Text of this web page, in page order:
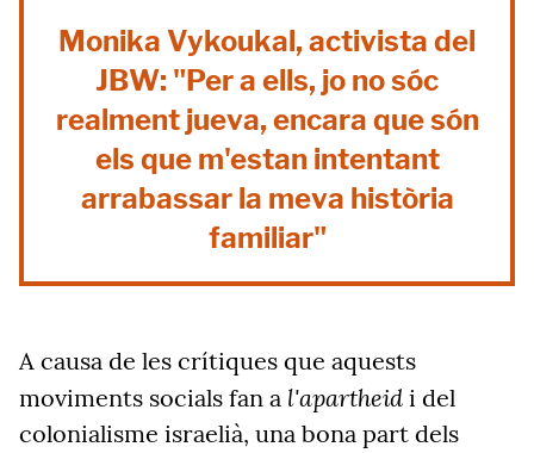
Monika Vykoukal, activista del
JBW: "Per a ells, jo no sóc
realment jueva, encara que són
els que m'estan intentant
arrabassar la meva història
familiar"
A causa de les crítiques que aquests
moviments socials fan a l'apartheid i del
colonialisme israelià, una bona part dels